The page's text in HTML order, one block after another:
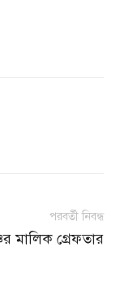
পরবর্তী নিবন্ধ
মালিক গ্রেফতার